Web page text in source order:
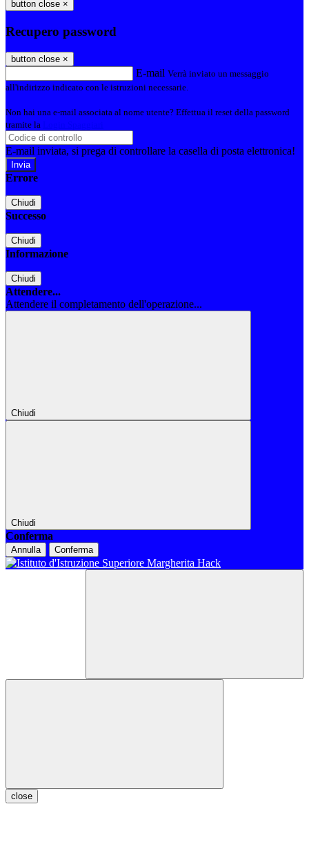
button close ×
Recupero password
button close ×
E-mail Verrà inviato un messaggio
all'indirizzo indicato con le istruzioni necessarie.
Non hai una e-mail associata al nome utente? Effettua il reset della password
tramite la
E-mail inviata, si prega di controllare la casella di posta elettronica!
Errore
Chiudi
Successo
Chiudi
Informazione
Chiudi
Attendere...
Attendere il completamento dell'operazione...
Chiudi
Chiudi
Conferma
Annulla Conferma
close